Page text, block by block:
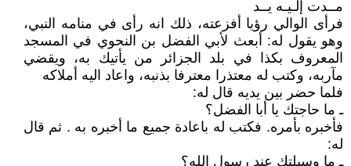
مــدت إلـيـه يــد
فرأى الوالي رؤيا أفزعته، ذلك انه رأى في منامه النبي،
وهو يقول له: أبعث لأبي الفضل بن النحوي في المسجد
المعروف بكذا في بلد الجزائر من يأتيك به، ويقضي
مآربه، وكتب له معتذرا معترفا بذنبه، واعاد اليه أملاكه
فلما حضر بين يديه قال له:
ـ ما حاجتك يا أبا الفضل؟
فأخبره بأمره. فكتب له باعادة جميع ما أخبره به . ثم قال
له:
ـ ما وسيلتك عند رسول الله؟